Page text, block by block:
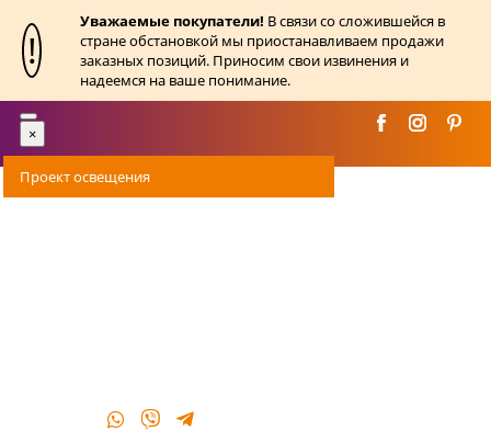
!
Уважаемые покупатели! В связи со сложившейся в
стране обстановкой мы приостанавливаем продажи
заказных позиций. Приносим свои извинения и
надеемся на ваше понимание.
Toggle
navigation
×
Проект освещения